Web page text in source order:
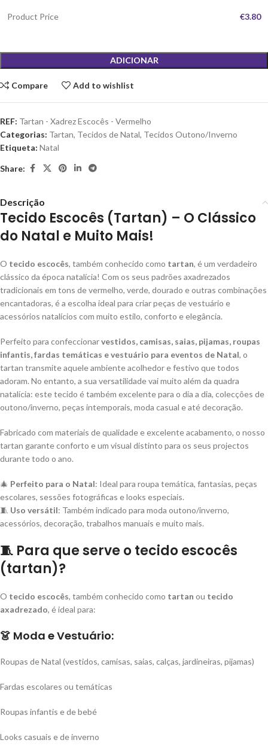
Product Price €3.80
ADICIONAR
Compare Add to wishlist
REF: Tartan - Xadrez Escocês - Vermelho
Categorias: Tartan, Tecidos de Natal, Tecidos Outono/Inverno
Etiqueta: Natal
Share:
Descrição
Tecido Escocês (Tartan) – O Clássico
do Natal e Muito Mais!
O tecido escocês, também conhecido como tartan, é um verdadeiro
clássico da época natalícia! Com os seus padrões axadrezados
tradicionais em tons de vermelho, verde, dourado e outras combinações
encantadoras, é a escolha ideal para criar peças de vestuário e
acessórios natalícios com muito estilo, conforto e elegância.
Perfeito para confeccionarvestidos, camisas, saias, pijamas, roupas
infantis, fardas temáticas e vestuário para eventos de Natal, o
tartan transmite aquele ambiente acolhedor e festivo que todos
adoram. No entanto, a sua versatilidade vai muito além da quadra
natalícia: este tecido é também excelente para o dia a dia, colecções de
outono/inverno, peças intemporais, moda casual e até decoração.
Fabricado com materiais de qualidade e excelente acabamento, o nosso
tartan garante conforto e um visual distinto para os seus projectos
durante todo o ano.
🎄 Perfeito para o Natal: Ideal para roupa temática, fantasias, peças
escolares, sessões fotográficas e looks especiais.
🧵 Uso versátil: Também indicado para moda outono/inverno,
acessórios, decoração, trabalhos manuais e muito mais.
🧵 Para que serve o tecido escocês
(tartan)?
O tecido escocês, também conhecido como tartan ou tecido
axadrezado, é ideal para:
👗 Moda e Vestuário:
Roupas de Natal (vestidos, camisas, saias, calças, jardineiras, pijamas)
Fardas escolares ou temáticas
Roupas infantis e de bebé
Looks casuais e de inverno